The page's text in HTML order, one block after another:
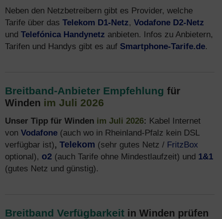
Neben den Netzbetreibern gibt es Provider, welche
Tarife über das Telekom D1-Netz, Vodafone D2-Netz
und Telefónica Handynetz anbieten. Infos zu Anbietern,
Tarifen und Handys gibt es auf Smartphone-Tarife.de.
Breitband-Anbieter Empfehlung für
Winden im Juli 2026
Unser Tipp für Winden im Juli 2026: Kabel Internet
von Vodafone (auch wo in Rheinland-Pfalz kein DSL
verfügbar ist), Telekom (sehr gutes Netz / FritzBox
optional), o2 (auch Tarife ohne Mindestlaufzeit) und 1&1
(gutes Netz und günstig).
Breitband Verfügbarkeit in Winden prüfen